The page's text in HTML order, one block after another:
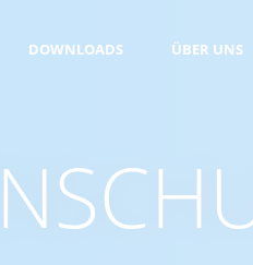
DOWNLOADS ÜBER UNS